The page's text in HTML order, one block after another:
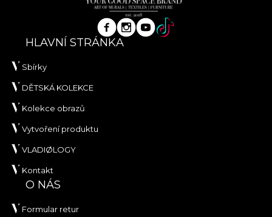
HLAVNÍ STRÁNKA
Sbírky
DĚTSKÁ KOLEKCE
Kolekce obrazů
Vytvoření produktu
VLADIØLOGY
Kontakt
O NÁS
Formular retur